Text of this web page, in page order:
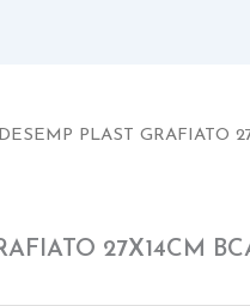
PLAST GRAFIATO
27X14CM